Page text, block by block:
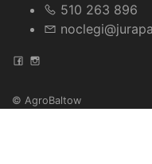
510 263 896
© AgroBaltow